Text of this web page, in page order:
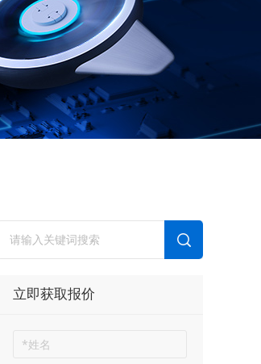
立即获取报价